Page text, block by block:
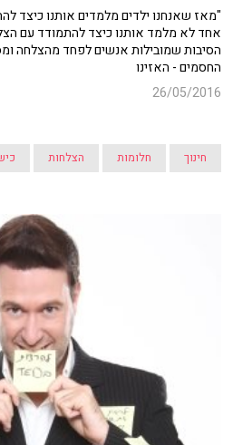
"מאז שאנחנו ילדים מלמדים אותנו כיצד
אחד לא מלמד אותנו כיצד להתמודד עם
הסיבות שמובילות אנשים לפחד מהצלחה
החסמים - האזינו
26/05/2016
חינוך חלומות הצלחות